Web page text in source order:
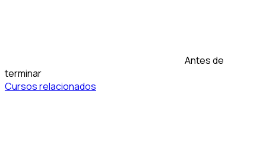
Antes de
terminar
Cursos relacionados